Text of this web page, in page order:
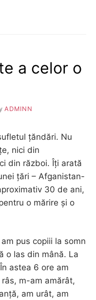
a celor o
ADMINN
țăndări. Nu
nici din
din război. Îți arată
țări – Afganistan-
30 de ani,
o mărire și o
pus copiii la somn
o las din mână. La
astea 6 ore am
m-am amărât,
am urât, am